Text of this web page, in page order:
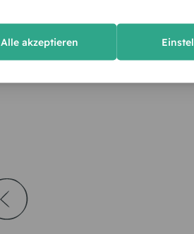
Alle akzeptieren